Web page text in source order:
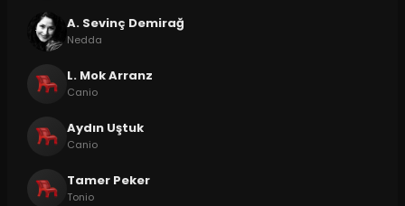
A. Sevinç Demirağ
Nedda
L. Mok Arranz
Canio
Aydın Uştuk
Canio
Tamer Peker
Tonio